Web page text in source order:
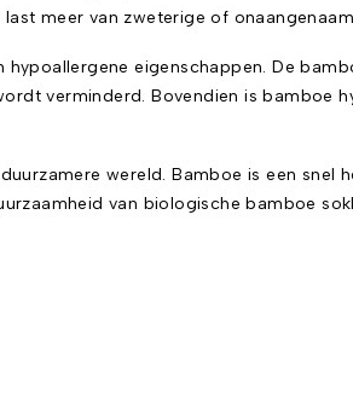
meer van zweterige of
eigenschappen. De
verminderd. Bovendien is bamboe
wereld. Bamboe is een
van biologische bamboe